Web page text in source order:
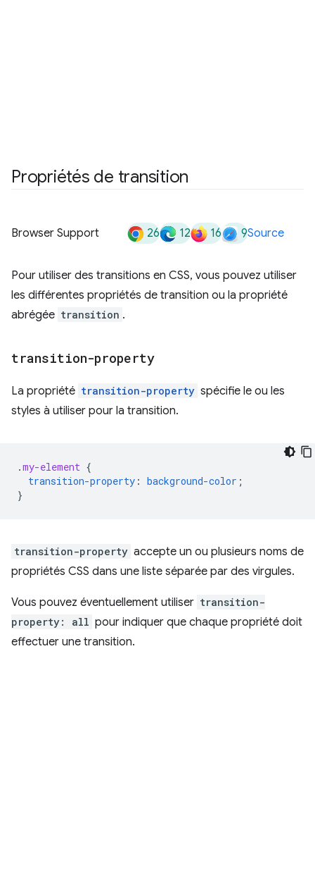
Propriétés de transition
Browser Support 26 12 16 9Source
Pour utiliser des transitions en CSS, vous pouvez utiliser
les différentes propriétés de transition ou la propriété
abrégée transition .
transition-property
La propriété transition-property spécifie le ou les
styles à utiliser pour la transition.
.my-element {
transition-property : background-color ;
}
transition-property accepte un ou plusieurs noms de
propriétés CSS dans une liste séparée par des virgules.
Vous pouvez éventuellement utiliser transition-
property: all pour indiquer que chaque propriété doit
effectuer une transition.